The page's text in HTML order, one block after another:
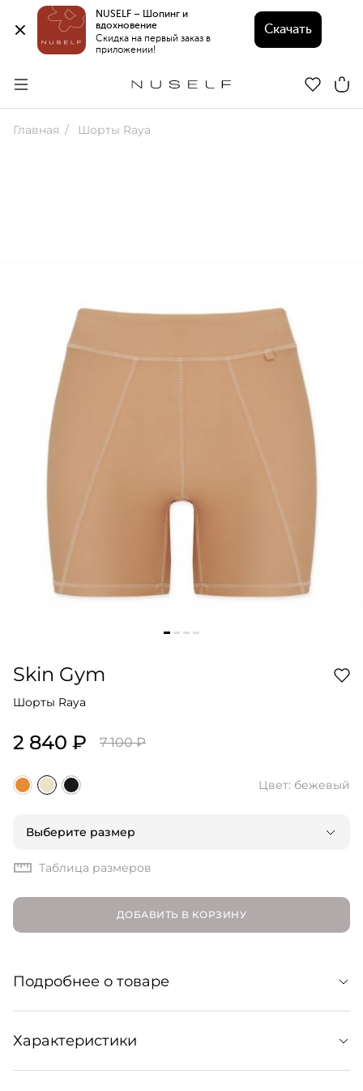
NUSELF – Шопинг и
вдохновение
Скидка на первый заказ в
приложении!
Скачать
Главная Шорты Raya
Skin Gym
Шорты Raya
2 840 ₽ 7 100 ₽
Цвет: бежевый
Выберите размер
Таблица размеров
ДОБАВИТЬ В КОРЗИНУ
Подробнее о товаре
Эластичные шорты в минималистичном дизайне.
Образуют спортивный монолук с топом-бра Raya в тон.
Сочетайте также с любыми другими топами, худи и
Характеристики